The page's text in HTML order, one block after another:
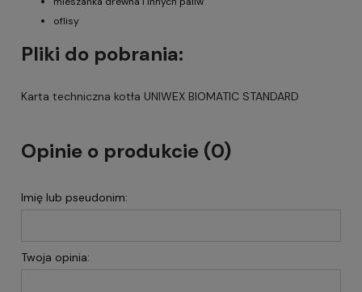
oflisy
Pliki do pobrania:
Karta techniczna kotła UNIWEX BIOMATIC STANDARD
Opinie o produkcie (0)
Imię lub pseudonim:
Twoja opinia: